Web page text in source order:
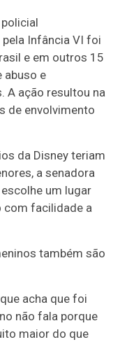
Infância VI foi
e em outros 15
abuso e
A ação resultou na
de envolvimento
da Disney teriam
a senadora
um lugar
com facilidade a
também são
acha que foi
não fala porque
maior do que